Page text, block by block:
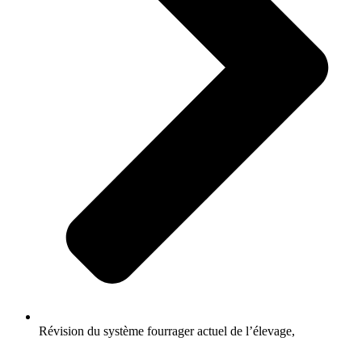
Révision du système fourrager actuel de l’élevage,